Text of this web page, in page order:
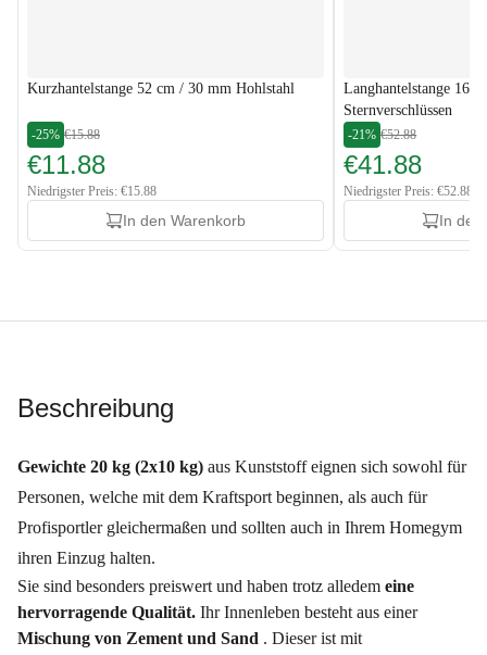
Kurzhantelstange 52 cm / 30 mm Hohlstahl
-25% €15.88
€11.88
Niedrigster Preis: €15.88
In den Warenkorb
Langhantelstange 167
Sternverschlüssen
-21% €52.88
€41.88
Niedrigster Preis: €52.88
In den
Beschreibung
Gewichte 20 kg (2x10 kg) aus Kunststoff eignen sich sowohl für
Personen, welche mit dem Kraftsport beginnen, als auch für
Profisportler gleichermaßen und sollten auch in Ihrem Homegym
ihren Einzug halten.
Sie sind besonders preiswert und haben trotz alledem eine
hervorragende Qualität. Ihr Innenleben besteht aus einer
Mischung von Zement und Sand . Dieser ist mit